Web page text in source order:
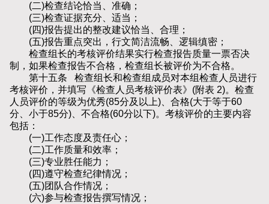
(二)检查结论恰当、准确；
(三)检查证据充分、适当；
(四)报告提出的整改建议恰当、合理；
(五)报告重点突出，行文简洁流畅、逻辑缜密；
检查组长的考核评价结果实行检查报告质量一票否决
制，如果检查报告不合格，检查组长被评价为不合格。
第十五条 检查组长和检查组成员对本组检查人员进行
考核评价，并填写《检查人员考核评价表》(附表 2)。检查
人员评价的等级为优秀(85分及以上)、合格(大于等于60
分、小于85分)、不合格(60分以下)。考核评价的主要内容
包括：
(一)工作态度及责任心；
(二)工作质量和效率；
(三)专业胜任能力；
(四)遵守检查纪律情况；
(五)团队合作情况；
(六)参与检查报告撰写情况；